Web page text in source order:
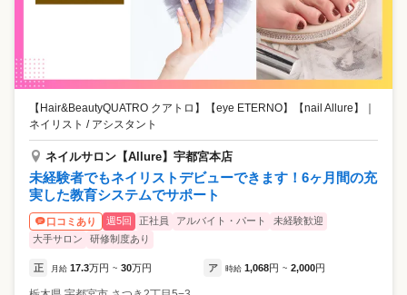
【Hair&BeautyQUATRO クアトロ】【eye ETERNO】【nail Allure】
｜
ネイリスト / アシスタント
ネイルサロン【Allure】宇都宮本店
未経験者でもネイリストデビューできます！6ヶ月間の充
実した教育システムでサポート
口コミあり 週5回 正社員 アルバイト・パート
未経験歓迎
大手サロン
研修制度あり
正 月給 17.3万円 ~ 30万円 ア 時給 1,068円 ~ 2,000円